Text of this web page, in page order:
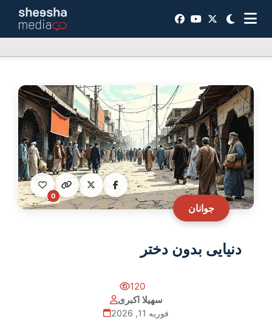
جوانان
0
دنیایی بدون دختر
120
سهیلا اکبری
فوریه 11, 2026